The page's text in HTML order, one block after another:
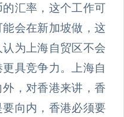
汇率，这个工作可
会在新加坡做，这
为上海自贸区不会
具竞争力。上海自
，对香港来讲，香
向内，香港必须要